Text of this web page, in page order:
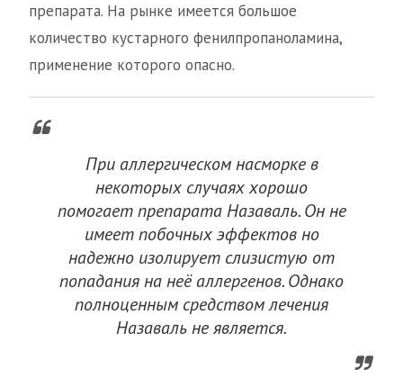
препарата. На рынке имеется большое
количество кустарного фенилпропаноламина,
применение которого опасно.
При аллергическом насморке в
некоторых случаях хорошо
помогает препарата Назаваль. Он не
имеет побочных эффектов но
надежно изолирует слизистую от
попадания на неё аллергенов. Однако
полноценным средством лечения
Назаваль не является.